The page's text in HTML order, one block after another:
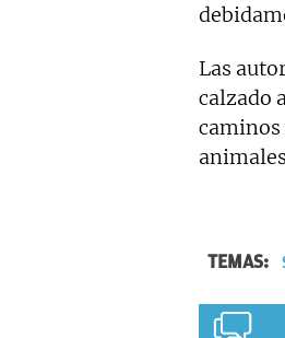
Las
calzado
caminos
TEMAS: